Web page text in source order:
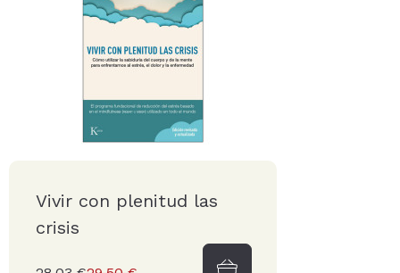
Vivir con plenitud las
crisis